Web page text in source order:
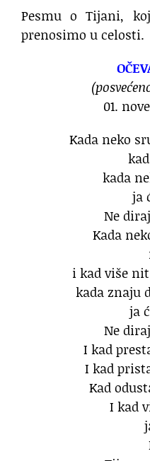
Pesmu o Tijani,
prenosimo u celosti.
01.
Kada neko
kada
ja
Ne
Kada
i kad više
kada znaju
ja
Ne
I kad
I kad
Kad
I kad